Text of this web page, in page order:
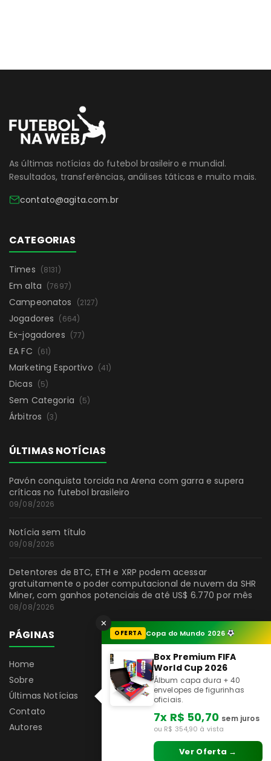
✕
OFERTA Copa do Mundo 2026
Box Premium FIFA
World Cup 2026
Álbum capa dura + 40
envelopes de figurinhas
oficiais.
7x R$ 50,70 sem juros
ou R$ 354,90 à vista
Ver Oferta →
As últimas notícias do futebol brasileiro e mundial.
Resultados, transferências, análises táticas e muito mais.
contato@agita.com.br
CATEGORIAS
Times (8131)
Em alta (7697)
Campeonatos (2127)
Jogadores (664)
Ex-jogadores (77)
EA FC (61)
Marketing Esportivo (41)
Dicas (5)
Sem Categoria (5)
Árbitros (3)
ÚLTIMAS NOTÍCIAS
Pavón conquista torcida na Arena com garra e supera
críticas no futebol brasileiro
09/08/2026
Notícia sem título
09/08/2026
Detentores de BTC, ETH e XRP podem acessar
gratuitamente o poder computacional de nuvem da SHR
Miner, com ganhos potenciais de até US$ 6.770 por mês
08/08/2026
PÁGINAS
Home
Sobre
Últimas Notícias
Contato
Autores